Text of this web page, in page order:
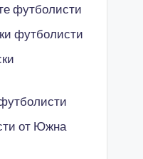
футболисти
футболисти
от Южна